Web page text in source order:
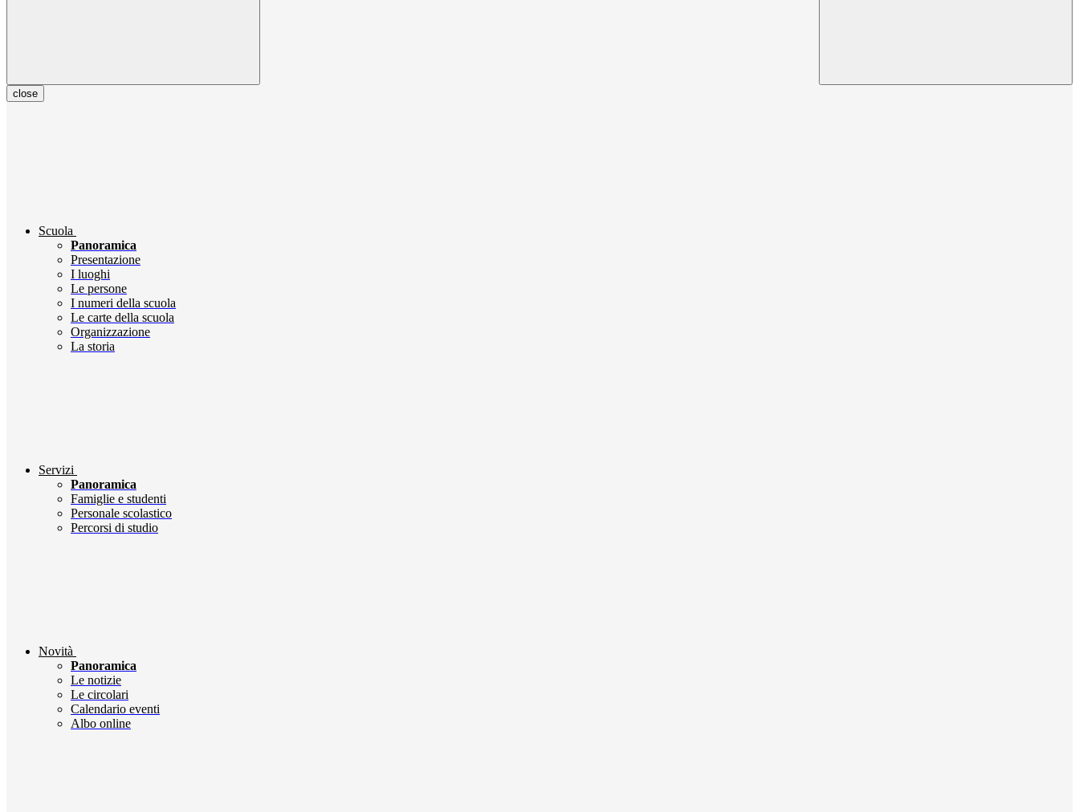
close
Scuola
Panoramica
Presentazione
I luoghi
Le persone
I numeri della scuola
Le carte della scuola
Organizzazione
La storia
Servizi
Panoramica
Famiglie e studenti
Personale scolastico
Percorsi di studio
Novità
Panoramica
Le notizie
Le circolari
Calendario eventi
Albo online